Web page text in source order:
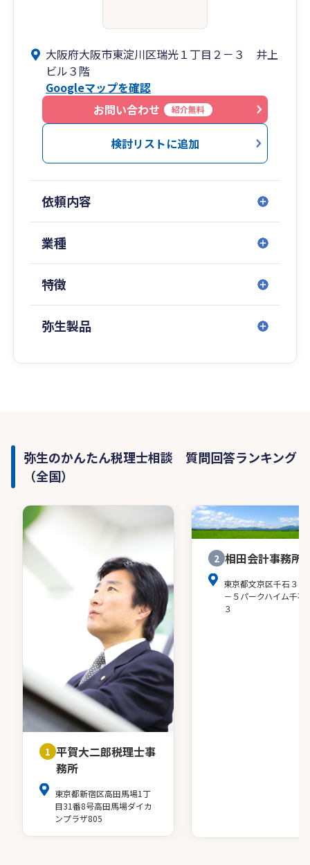
大阪府大阪市東淀川区瑞光１丁目２－３ 井上
ビル３階
Googleマップを確認
お問い合わせ
紹介無料
検討リストに追加
依頼内容
業種
特徴
弥生製品
弥生のかんたん税理士相談 質問回答ランキング
（全国）
1 平賀大二郎税理士事
務所
東京都新宿区高田馬場1丁
目31番8号高田馬場ダイカ
ンプラザ805
2 相田会計事務所
東京都文京区千石３－
－５パークハイム千石
３